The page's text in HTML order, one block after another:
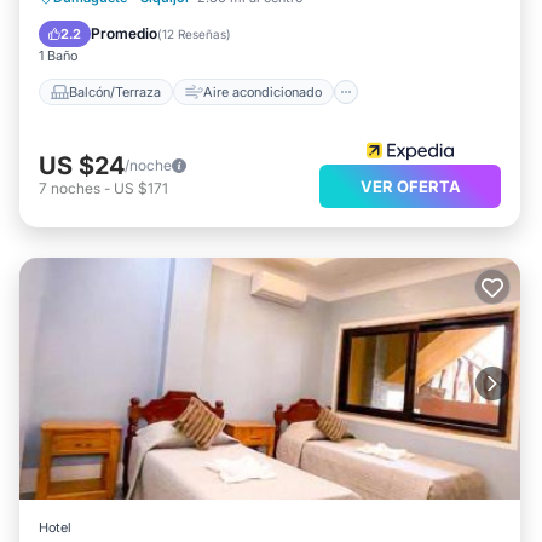
2.2 Promedio(12 Reseñas)
1 Baño
Balcón/Terraza Aire acondicionado
Internet
Apto para niños
US $24/noche
7 noches - US $171 VER OFERTA
Hotel